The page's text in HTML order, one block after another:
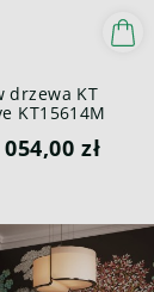
drzewa KT
KT15614M
III
zł